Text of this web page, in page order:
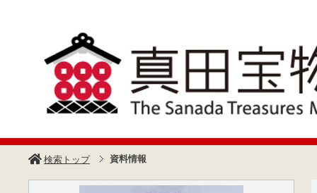
検索トップ 資料情報